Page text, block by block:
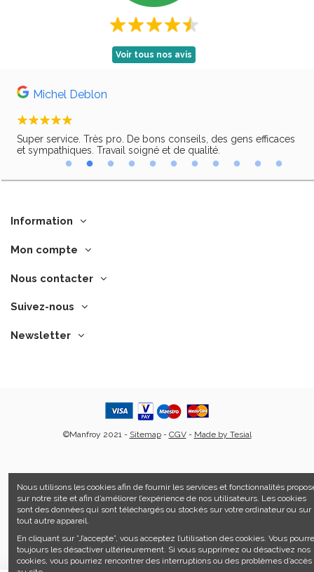
Voir tous nos avis
Michel Deblon
Super service. Très pro. De bons conseils, des gens efficaces
et sympathiques. Travail soigné et de qualité.
Information
Mon compte
Nous contacter
Suivez-nous
Newsletter
©Manfroy 2021 - Sitemap- CGV- Made by Tesial
Nous utilisons les cookies afin de fournir les services et fonctionnalités
sur notre site et afin d’améliorer l’expérience de nos utilisateurs. Les cookies
sont des données qui sont téléchargés ou stockés sur votre ordinateur ou sur
tout autre appareil.
En cliquant sur ”J’accepte”, vous acceptez l’utilisation des cookies. Vous
toujours les désactiver ultérieurement. Si vous supprimez ou désactivez nos
cookies, vous pourriez rencontrer des interruptions ou des problèmes d’accès